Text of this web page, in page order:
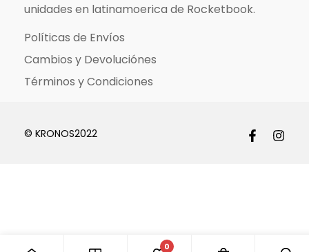
unidades en latinamoerica de Rocketbook.
Políticas de Envíos
Cambios y Devoluciónes
Términos y Condiciones
© KRONOS2022
0